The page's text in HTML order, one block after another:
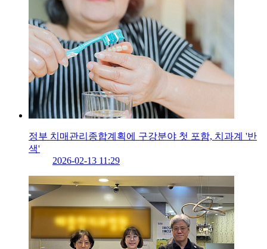
정부 치매관리종합계획에 구강분야 첫 포함, 치과계 '반
색'
2026-02-13 11:29